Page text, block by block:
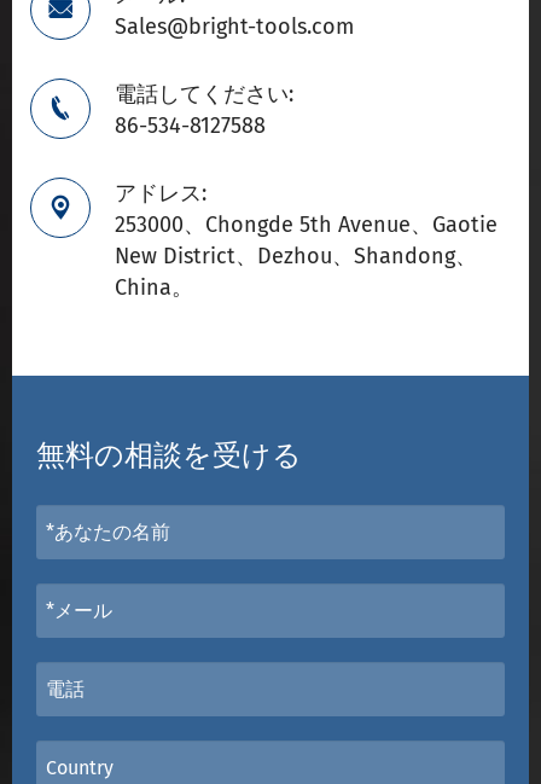

Sales@bright-tools.com

電話してください:
86-534-8127588

アドレス:
253000、Chongde 5th Avenue、Gaotie
New District、Dezhou、Shandong、
China。
無料の相談を受ける